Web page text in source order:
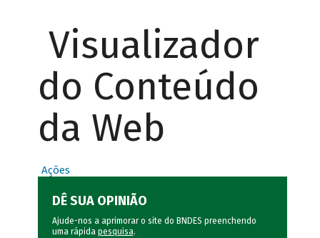
Visualizador
do Conteúdo
da Web
Ações
DÊ SUA OPINIÃO
Ajude-nos a aprimorar o site do BNDES preenchendo
uma rápida pesquisa.